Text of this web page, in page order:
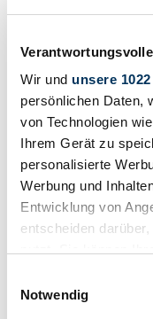
Wir und unsere
persönlichen Daten,
von Technologien
Ihrem Gerät zu
personalisierte
Werbung und
Entwicklung von
entscheiden
Trigger Symbol
Notwendig
Händler